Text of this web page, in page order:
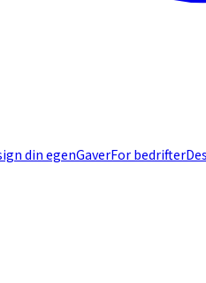
din egenGaverFor bedrifter